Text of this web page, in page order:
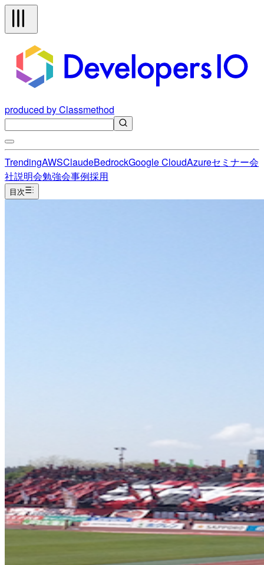
produced by Classmethod
TrendingAWSClaudeBedrockGoogle CloudAzureセミナー会
社説明会勉強会事例採用
目次